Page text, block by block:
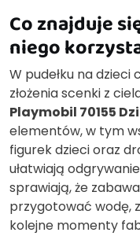
Co znajduje
niego
W pudełku na
złożenia scenki z
Playmobil 70155
elementów, w tym
figurek dzieci oraz
ułatwiają
sprawiają, że
przygotować wodę,
kolejne momenty